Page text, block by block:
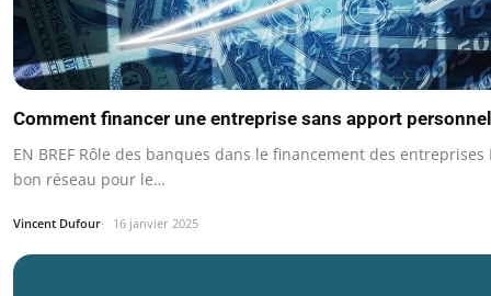
Comment financer une entreprise sans apport personnel
EN BREF Rôle des banques dans le financement des entreprises
bon réseau pour le…
Vincent Dufour 16 janvier 2025